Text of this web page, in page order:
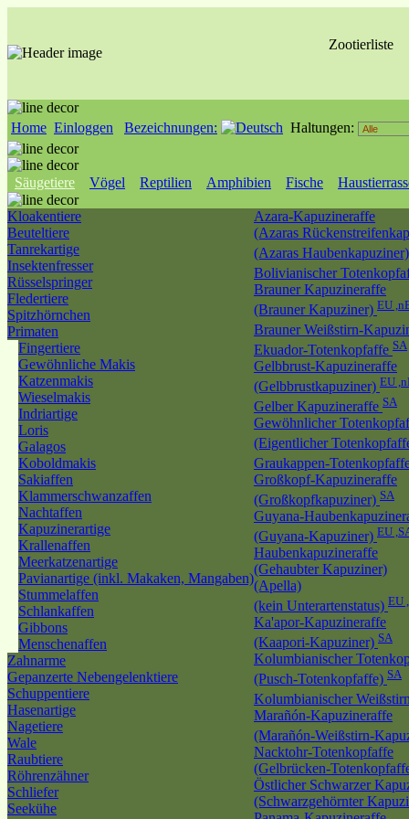
Zootierliste
Home Einloggen Bezeichnungen: Haltungen:
Säugetiere Vögel Reptilien Amphibien Fische
Kloakentiere
Beuteltiere
Tanrekartige
Insektenfresser
Rüsselspringer
Fledertiere
Spitzhörnchen
Primaten
Fingertiere
Gewöhnliche Makis
Katzenmakis
Wieselmakis
Indriartige
Loris
Galagos
Koboldmakis
Sakiaffen
Klammerschwanzaffen
Nachtaffen
Kapuzinerartige
Krallenaffen
Meerkatzenartige
Pavianartige (inkl. Makaken, Mangaben)
Stummelaffen
Schlankaffen
Gibbons
Menschenaffen
Zahnarme
Gepanzerte Nebengelenktiere
Schuppentiere
Hasenartige
Nagetiere
Wale
Raubtiere
Röhrenzähner
Schliefer
Seekühe
Azara-Kapuzineraffe
(Azaras
(Azaras
Bolivianischer
Brauner Kapuzineraffe
(Brauner Kapuziner) EU
Brauner Weißstirn-
Ekuador-Totenkopfaffe SA
Gelbbrust-Kapuzineraffe
(Gelbbrustkapuziner) EU
Gelber Kapuzineraffe SA
Gewöhnlicher
(Eigentlicher
Graukappen-
Großkopf-Kapuzineraffe
(Großkopfkapuziner) SA
Guyana-
(Guyana-Kapuziner) EU
Haubenkapuzineraffe
(Gehaubter Kapuziner)
(Apella)
(kein Unterartenstatus) EU
Ka'apor-Kapuzineraffe
(Kaapori-Kapuziner) SA
Kolumbianischer
(Pusch-Totenkopfaffe) SA
Kolumbianischer
Marañón-Kapuzineraffe
(Marañón-Weißstirn-
Nacktohr-Totenkopfaffe
(Gelbrücken-
Östlicher Schwarzer
(Schwarzgehörnter